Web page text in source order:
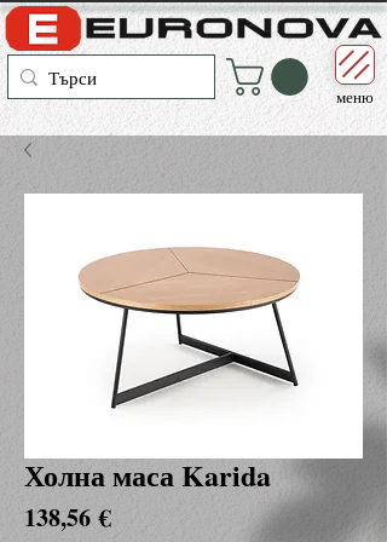
меню
Холна маса Karida
138,56 €Цена